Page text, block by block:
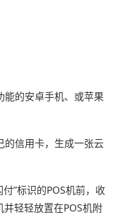
能的安卓手机、或苹果
的信用卡，生成一张云
”标识的POS机前，收
轻轻放置在POS机附